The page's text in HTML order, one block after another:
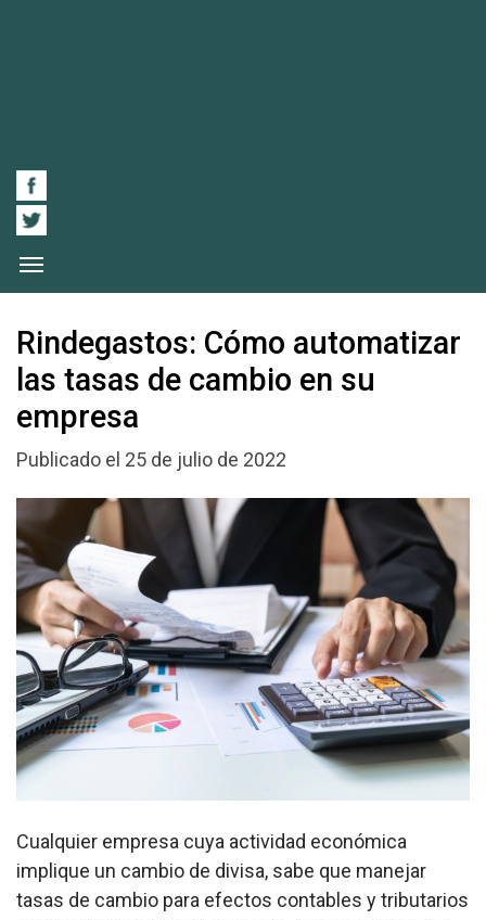
Rindegastos: Cómo automatizar
las tasas de cambio en su
empresa
Publicado el 25 de julio de 2022
Cualquier empresa cuya actividad económica
implique un cambio de divisa, sabe que manejar
tasas de cambio para efectos contables y tributarios